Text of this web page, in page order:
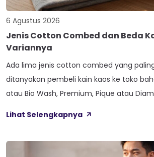
6 Agustus 2026
Jenis Cotton Combed dan Beda
Variannya
Ada lima jenis cotton combed yang
ditanyakan pembeli kain kaos ke toko
atau Bio Wash, Premium, Pique atau
benang atau jenis rajutan, bukan dari
Lihat Selengkapnya